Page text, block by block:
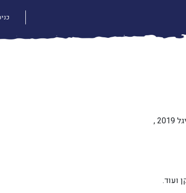
הופיע באירוויזיון 2019 תל אביב , הכוכב הבא ישראל , פסטיגל 2019 ,
ועוד.